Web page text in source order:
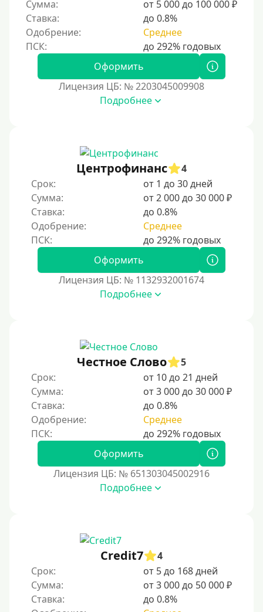
Сумма:
от 5 000 до 100 000 ₽
Ставка:
до 0.8%
Одобрение:
Среднее
Оформить
Лицензия ЦБ: № 2203045009908
Подробнее
Центрофинанс
4
Срок:
от 1 до 30 дней
Сумма:
от 2 000 до 30 000 ₽
Ставка:
до 0.8%
Одобрение:
Среднее
Оформить
Лицензия ЦБ: № 1132932001674
Подробнее
Честное Слово
5
Срок:
от 10 до 21 дней
Сумма:
от 3 000 до 30 000 ₽
Ставка:
до 0.8%
Одобрение:
Среднее
Оформить
Лицензия ЦБ: № 651303045002916
Подробнее
Credit7
4
Срок:
от 5 до 168 дней
Сумма:
от 3 000 до 50 000 ₽
Ставка:
до 0.8%